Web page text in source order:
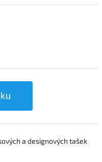
a designových tašek